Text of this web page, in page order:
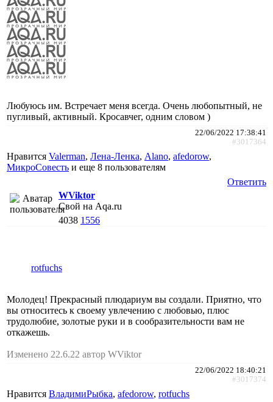
Любуюсь им. Встречает меня всегда. Очень любопытный, не
пугливый, активный. Кросавчег, одним словом )
22/06/2022 17:38:41
#3017364
Нравится Valerman, Лена-Ленка, Alano, afedorow,
МикроСовесть и еще 8 пользователям
Ответить
WViktor
Свой на Aqa.ru
4038 1556
rotfuchs
Молодец! Прекрасный плюдариум вы создали. Приятно, что
вы относитесь к своему увлечению с любовью, плюс
трудолюбие, золотые руки и в сообразительности вам не
откажешь.
Изменено 22.6.22 автор WViktor
22/06/2022 18:40:21
#3017374
Нравится ВладимиРыбка, afedorow, rotfuchs